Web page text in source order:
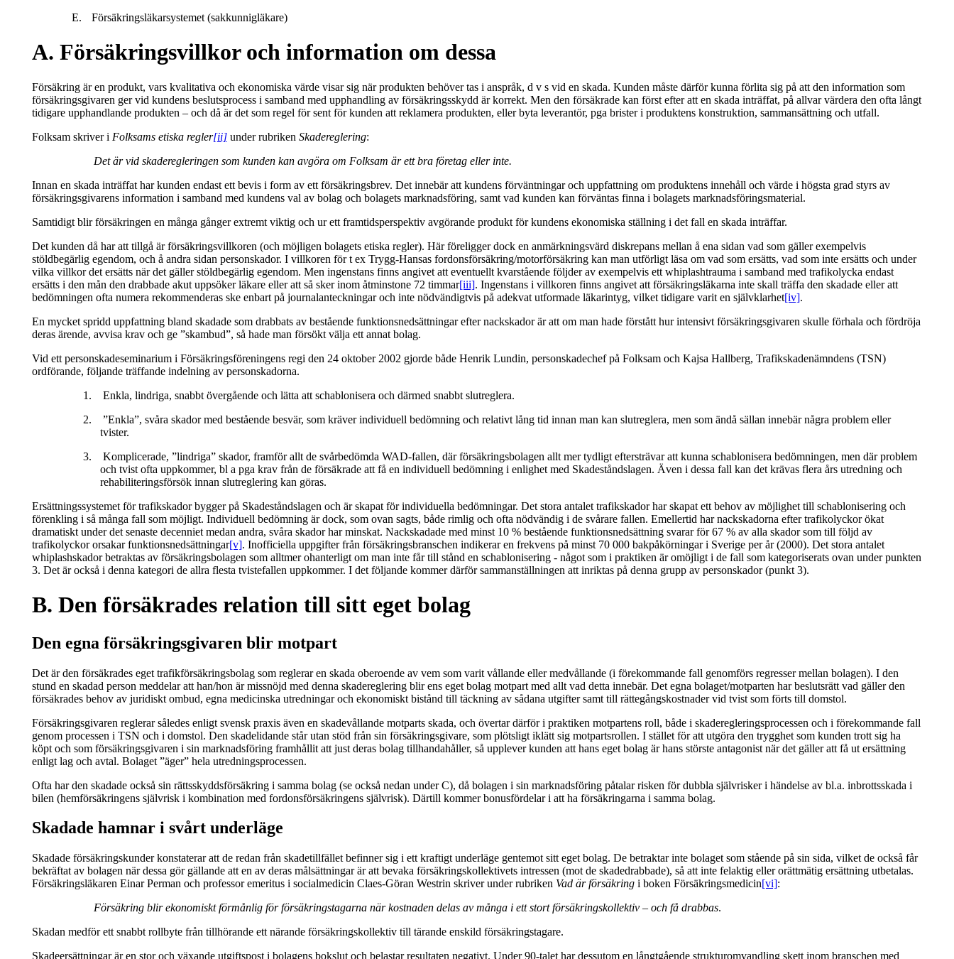
E.
Försäkringsläkarsystemet (sakkunnigläkare)
A. Försäkringsvillkor och information om dessa
Försäkring är en produkt, vars kvalitativa och ekonomiska värde visar sig när produkten behöver tas i anspråk, d v s vid en skada. Kunden måste därför kunna förlita sig på att den information som
försäkringsgivaren ger vid kundens beslutsprocess i samband med upphandling av försäkringsskydd är korrekt. Men den försäkrade kan först efter att en skada inträffat, på allvar värdera den ofta långt
tidigare upphandlande produkten – och då är det som regel för sent för kunden att reklamera produkten, eller byta leverantör, pga brister i produktens konstruktion, sammansättning och utfall.
Folksam skriver i Folksams etiska regler[ii] under rubriken Skadereglering:
Det är vid skaderegleringen som kunden kan avgöra om Folksam är ett bra företag eller inte.
Innan en skada inträffat har kunden endast ett bevis i form av ett försäkringsbrev. Det innebär att kundens förväntningar och uppfattning om produktens innehåll och värde i högsta grad styrs av
försäkringsgivarens information i samband med kundens val av bolag och bolagets marknadsföring, samt vad kunden kan förväntas finna i bolagets marknadsföringsmaterial.
Samtidigt blir försäkringen en många gånger extremt viktig och ur ett framtidsperspektiv avgörande produkt för kundens ekonomiska ställning i det fall en skada inträffar.
Det kunden då har att tillgå är försäkringsvillkoren (och möjligen bolagets etiska regler). Här föreligger dock en anmärkningsvärd diskrepans mellan å ena sidan vad som gäller exempelvis
stöldbegärlig egendom, och å andra sidan personskador. I villkoren för t ex Trygg-Hansas fordonsförsäkring/motorförsäkring kan man utförligt läsa om vad som ersätts, vad som inte ersätts och under
vilka villkor det ersätts när det gäller stöldbegärlig egendom. Men ingenstans finns angivet att eventuellt kvarstående följder av exempelvis ett whiplashtrauma i samband med trafikolycka endast
ersätts i den mån den drabbade akut uppsöker läkare eller att så sker inom åtminstone 72 timmar[iii]. Ingenstans i villkoren finns angivet att försäkringsläkarna inte skall träffa den skadade eller att
bedömningen ofta numera rekommenderas ske enbart på journalanteckningar och inte nödvändigtvis på adekvat utformade läkarintyg, vilket tidigare varit en självklarhet[iv].
En mycket spridd uppfattning bland skadade som drabbats av bestående funktionsnedsättningar efter nackskador är att om man hade förstått hur intensivt försäkringsgivaren skulle förhala och fördröja
deras ärende, avvisa krav och ge ”skambud”, så hade man försökt välja ett annat bolag.
Vid ett personskadeseminarium i Försäkringsföreningens regi den 24 oktober 2002 gjorde både Henrik Lundin, personskadechef på Folksam och Kajsa Hallberg, Trafikskadenämndens (TSN)
ordförande, följande träffande indelning av personskadorna.
1.
Enkla, lindriga, snabbt övergående och lätta att schablonisera och därmed snabbt slutreglera.
2.
”Enkla”, svåra skador med bestående besvär, som kräver individuell bedömning och relativt lång tid innan man kan slutreglera, men som ändå sällan innebär några problem eller
tvister.
3.
Komplicerade, ”lindriga” skador, framför allt de svårbedömda WAD-fallen, där försäkringsbolagen allt mer tydligt eftersträvar att kunna schablonisera bedömningen, men där problem
och tvist ofta uppkommer, bl a pga krav från de försäkrade att få en individuell bedömning i enlighet med Skadeståndslagen. Även i dessa fall kan det krävas flera års utredning och
rehabiliteringsförsök innan slutreglering kan göras.
Ersättningssystemet för trafikskador bygger på Skadeståndslagen och är skapat för individuella bedömningar. Det stora antalet trafikskador har skapat ett behov av möjlighet till schablonisering och
förenkling i så många fall som möjligt. Individuell bedömning är dock, som ovan sagts, både rimlig och ofta nödvändig i de svårare fallen. Emellertid har nackskadorna efter trafikolyckor ökat
dramatiskt under det senaste decenniet medan andra, svåra skador har minskat. Nackskadade med minst 10 % bestående funktionsnedsättning svarar för 67 % av alla skador som till följd av
trafikolyckor orsakar funktionsnedsättningar[v]. Inofficiella uppgifter från försäkringsbranschen indikerar en frekvens på minst 70 000 bakpåkörningar i Sverige per år (2000). Det stora antalet
whiplashskador betraktas av försäkringsbolagen som alltmer ohanterligt om man inte får till stånd en schablonisering - något som i praktiken är omöjligt i de fall som kategoriserats ovan under punkten
3. Det är också i denna kategori de allra flesta tvistefallen uppkommer. I det följande kommer därför sammanställningen att inriktas på denna grupp av personskador (punkt 3).
B. Den försäkrades relation till sitt eget bolag
Den egna försäkringsgivaren blir motpart
Det är den försäkrades eget trafikförsäkringsbolag som reglerar en skada oberoende av vem som varit vållande eller medvållande (i förekommande fall genomförs regresser mellan bolagen). I den
stund en skadad person meddelar att han/hon är missnöjd med denna skadereglering blir ens eget bolag motpart med allt vad detta innebär. Det egna bolaget/motparten har beslutsrätt vad gäller den
försäkrades behov av juridiskt ombud, egna medicinska utredningar och ekonomiskt bistånd till täckning av sådana utgifter samt till rättegångskostnader vid tvist som förts till domstol.
Försäkringsgivaren reglerar således enligt svensk praxis även en skadevållande motparts skada, och övertar därför i praktiken motpartens roll, både i skaderegleringsprocessen och i förekommande fall
genom processen i TSN och i domstol. Den skadelidande står utan stöd från sin försäkringsgivare, som plötsligt iklätt sig motpartsrollen. I stället för att utgöra den trygghet som kunden trott sig ha
köpt och som försäkringsgivaren i sin marknadsföring framhållit att just deras bolag tillhandahåller, så upplever kunden att hans eget bolag är hans störste antagonist när det gäller att få ut ersättning
enligt lag och avtal. Bolaget ”äger” hela utredningsprocessen.
Ofta har den skadade också sin rättsskyddsförsäkring i samma bolag (se också nedan under C), då bolagen i sin marknadsföring påtalar risken för dubbla självrisker i händelse av bl.a. inbrottsskada i
bilen (hemförsäkringens självrisk i kombination med fordonsförsäkringens självrisk). Därtill kommer bonusfördelar i att ha försäkringarna i samma bolag.
Skadade hamnar i svårt underläge
Skadade försäkringskunder konstaterar att de redan från skadetillfället befinner sig i ett kraftigt underläge gentemot sitt eget bolag. De betraktar inte bolaget som stående på sin sida, vilket de också får
bekräftat av bolagen när dessa gör gällande att en av deras målsättningar är att bevaka försäkringskollektivets intressen (mot de skadedrabbade), så att inte felaktig eller orättmätig ersättning utbetalas.
Försäkringsläkaren Einar Perman och professor emeritus i socialmedicin Claes-Göran Westrin skriver under rubriken Vad är försäkring i boken Försäkringsmedicin[vi]:
Försäkring blir ekonomiskt förmånlig för försäkringstagarna när kostnaden delas av många i ett stort försäkringskollektiv – och få drabbas.
Skadan medför ett snabbt rollbyte från tillhörande ett närande försäkringskollektiv till tärande enskild försäkringstagare.
Skadeersättningar är en stor och växande utgiftspost i bolagens bokslut och belastar resultaten negativt. Under 90-talet har dessutom en långtgående strukturomvandling skett inom branschen med